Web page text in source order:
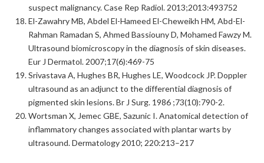
suspect malignancy. Case Rep Radiol. 2013;2013:493752
El-Zawahry MB, Abdel El-Hameed El-Cheweikh HM, Abd-El-
Rahman Ramadan S, Ahmed Bassiouny D, Mohamed Fawzy M.
Ultrasound biomicroscopy in the diagnosis of skin diseases.
Eur J Dermatol. 2007;17(6):469-75
Srivastava A, Hughes BR, Hughes LE, Woodcock JP. Doppler
ultrasound as an adjunct to the differential diagnosis of
pigmented skin lesions. Br J Surg. 1986 ;73(10):790-2.
Wortsman X, Jemec GBE, Sazunic I. Anatomical detection of
inflammatory changes associated ­­with plantar warts by
ultrasound. Dermatology 2010; 220:213–217